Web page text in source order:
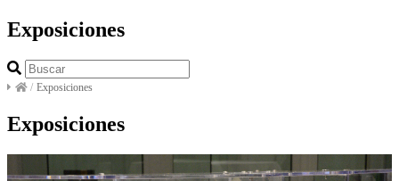
Exposiciones
/ Exposiciones
Exposiciones